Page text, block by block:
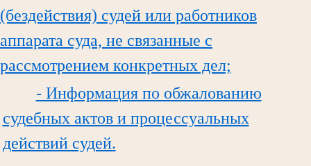
(бездействия) судей или работников
аппарата суда, не связанные с
рассмотрением конкретных дел;
- Информация по обжалованию
судебных актов и процессуальных
действий судей.